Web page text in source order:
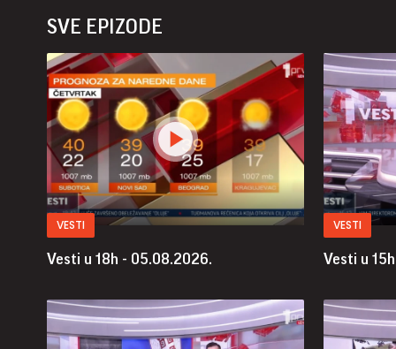
SVE EPIZODE
VESTI
Vesti u 18h - 05.08.2026.
VESTI
Vesti u